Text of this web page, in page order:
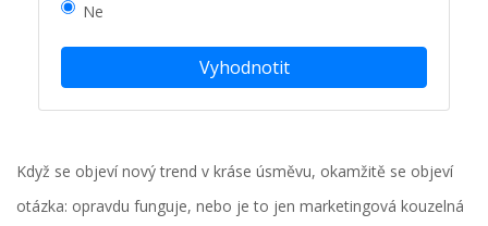
Ne
Vyhodnotit
Když se objeví nový trend v kráse úsměvu, okamžitě se objeví
otázka: opravdu funguje, nebo je to jen marketingová kouzelná